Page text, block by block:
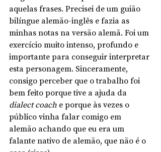
aquelas frases. Precisei de um guião
bilíngue alemão-inglês e fazia as
minhas notas na versão alemã. Foi um
exercício muito intenso, profundo e
importante para conseguir interpretar
esta personagem. Sinceramente,
consigo perceber que o trabalho foi
bem feito porque tive a ajuda da
dialect coach e porque às vezes o
público vinha falar comigo em
alemão achando que eu era um
falante nativo de alemão, que não é o